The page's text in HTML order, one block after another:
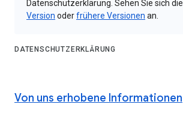
Datenschutzerklärung. Sehen Sie sich die
Version oderfrühere Versionen an.
DATENSCHUTZERKLÄRUNG
Von uns erhobene Informationen